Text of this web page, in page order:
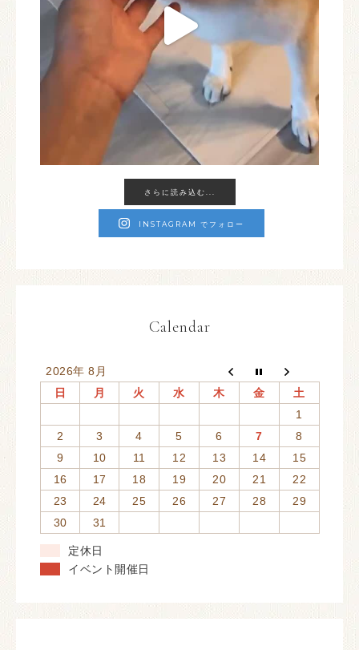
さらに読み込む...
INSTAGRAM でフォロー
Calendar
2026年 8月
日
月 火 水 木 金
土
1
2
3 4 5 6 7
8
9
10 11 12 13 14
15
16
17 18 19 20 21
22
23
24 25 26 27 28
29
30
31
定休日
イベント開催日